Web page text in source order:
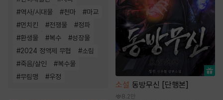
#역사/시대물 #천마 #마교
#먼치킨 #전쟁물 #정파
#환생물 #복수 #성장물
#2024 정액제 무협 #소림
#죽음/살인 #복수물
#무림맹 #우정
소설 동방무신 [단행본]
8.2만